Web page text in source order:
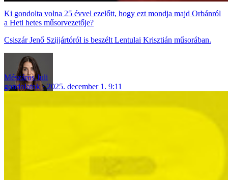
Ki gondolta volna 25 évvel ezelőtt, hogy ezt mondja majd Orbánról
a Heti hetes műsorvezetője?
Csiszár Jenő Szijjártóról is beszélt Lentulai Krisztián műsorában.
Mészáros Juli
gondolatok
2025. december 1. 9:11